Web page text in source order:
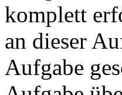
komplett
an dieser
Aufgabe